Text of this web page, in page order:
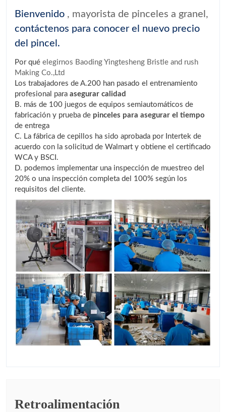
Bienvenido , mayorista de pinceles a granel,
contáctenos para conocer el nuevo precio
del pincel.
Por qué elegirnos Baoding Yingtesheng Bristle and rush
Making Co.,Ltd
Los trabajadores de A.200 han pasado el entrenamiento
profesional para asegurar calidad
B. más de 100 juegos de equipos semiautomáticos de
fabricación y prueba de pinceles para asegurar el tiempo
de entrega
C. La fábrica de cepillos ha sido aprobada por Intertek de
acuerdo con la solicitud de Walmart y obtiene el certificado
WCA y BSCI.
D. podemos implementar una inspección de muestreo del
20% o una inspección completa del 100% según los
requisitos del cliente.
Retroalimentación